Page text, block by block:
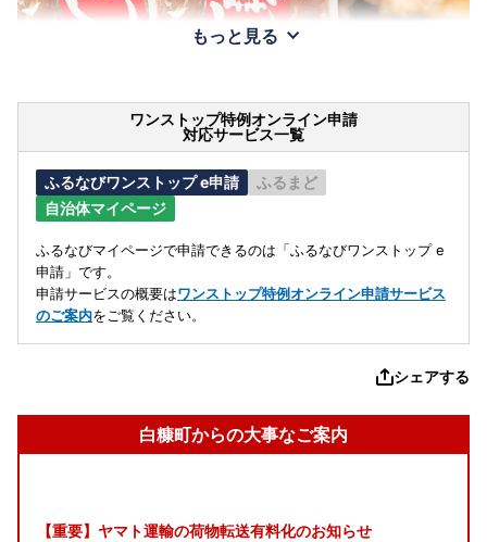
もっと見る
ワンストップ特例オンライン申請
対応サービス一覧
ふるなびワンストップ e申請
ふるまど
自治体マイページ
ふるなびマイページで申請できるのは「ふるなびワンストップ e
申請」です。
申請サービスの概要はワンストップ特例オンライン申請サービス
のご案内をご覧ください。
シェアする
白糠町からの大事なご案内
【重要】ヤマト運輸の荷物転送有料化のお知らせ